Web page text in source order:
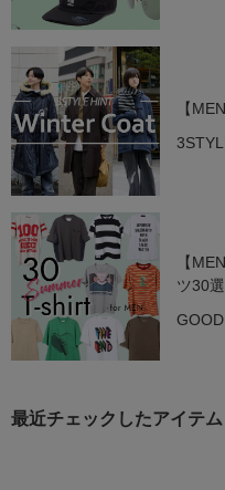
【
【
ツ30選
最近チェックしたアイテム